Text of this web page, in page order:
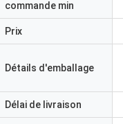
commande min
Prix
Détails d'emballage
Délai de livraison